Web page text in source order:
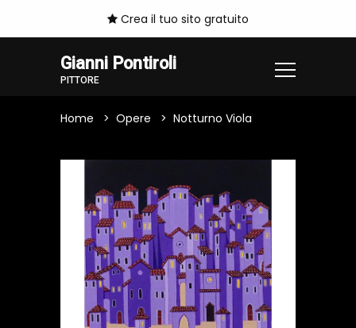
Crea il tuo sito gratuito
Gianni Pontiroli
PITTORE
Home Opere Notturno Viola